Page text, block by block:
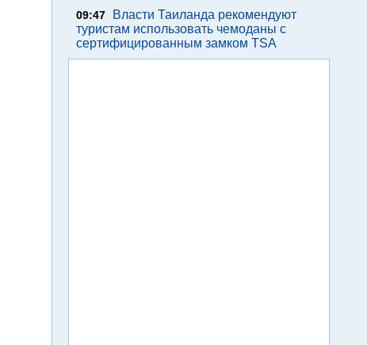
09:47
Власти Таиланда рекомендуют
туристам использовать чемоданы с
сертифицированным замком TSA